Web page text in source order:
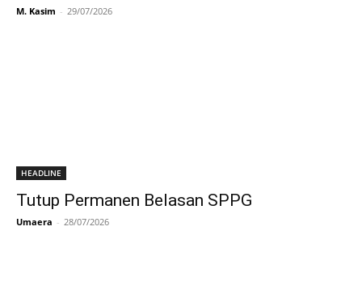
M. Kasim - 29/07/2026
HEADLINE
Tutup Permanen Belasan SPPG
Umaera - 28/07/2026